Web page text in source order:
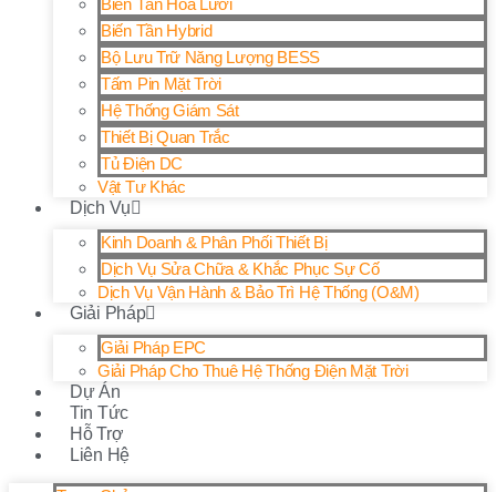
Biến Tần Hòa Lưới
Biến Tần Hybrid
Bộ Lưu Trữ Năng Lượng BESS
Tấm Pin Mặt Trời
Hệ Thống Giám Sát
Thiết Bị Quan Trắc
Tủ Điện DC
Vật Tư Khác
Dịch Vụ
Kinh Doanh & Phân Phối Thiết Bị
Dịch Vụ Sửa Chữa & Khắc Phục Sự Cố
Dịch Vụ Vận Hành & Bảo Trì Hệ Thống (O&M)
Giải Pháp
Giải Pháp EPC
Giải Pháp Cho Thuê Hệ Thống Điện Mặt Trời
Dự Án
Tin Tức
Hỗ Trợ
Liên Hệ